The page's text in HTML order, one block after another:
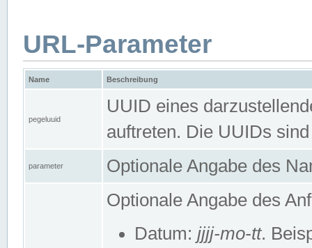
URL-Parameter
Name Beschreibung
pegeluuid
UUID eines
auftreten. Die UUIDs
parameter Optionale Angabe des
Optionale Angabe des
Datum: jjjj-mo-tt.